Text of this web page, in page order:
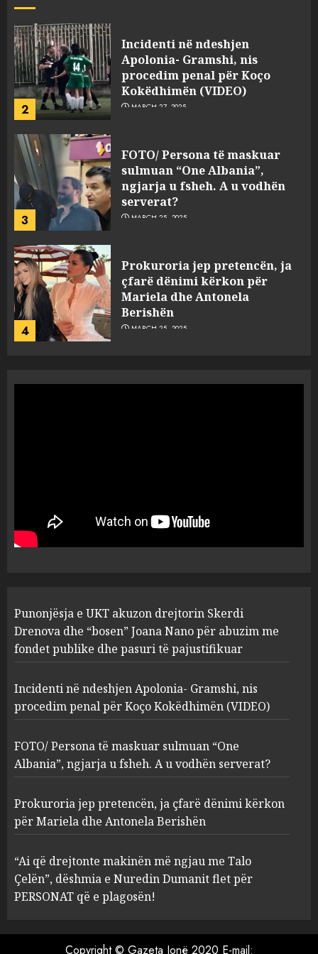
2
Incidenti në ndeshjen
Apolonia- Gramshi, nis
procedim penal për Koço
Kokëdhimën (VIDEO)
MARCH 27, 2025
3
FOTO/ Persona të maskuar
sulmuan “One Albania”,
ngjarja u fsheh. A u vodhën
serverat?
MARCH 25, 2025
4
Prokuroria jep pretencën, ja
çfarë dënimi kërkon për
Mariela dhe Antonela
Berishën
MARCH 25, 2025
1
“bosen” Joana Nano për
abuzim me fondet publike dhe
pasuri të pajustifikuar
2
Apolonia- Gramshi, nis
procedim penal për Koço
Kokëdhimën (VIDEO)
MARCH 27, 2025
3
FOTO/ Persona të maskuar
sulmuan “One Albania”,
ngjarja u fsheh. A u vodhën
serverat?
MARCH 25, 2025
4
Prokuroria jep pretencën, ja
çfarë dënimi kërkon për
Berishën
MARCH 25, 2025
ngjau me Talo Çelën”,
Punonjësja e UKT akuzon drejtorin Skerdi
Drenova dhe “bosen” Joana Nano për abuzim me
fondet publike dhe pasuri të pajustifikuar
Incidenti në ndeshjen Apolonia- Gramshi, nis
procedim penal për Koço Kokëdhimën (VIDEO)
FOTO/ Persona të maskuar sulmuan “One
Albania”, ngjarja u fsheh. A u vodhën serverat?
Prokuroria jep pretencën, ja çfarë dënimi kërkon
për Mariela dhe Antonela Berishën
“Ai që drejtonte makinën më ngjau me Talo
Çelën”, dëshmia e Nuredin Dumanit flet për
PERSONAT që e plagosën!
Copyright © Gazeta Jonë 2020 E-mail: